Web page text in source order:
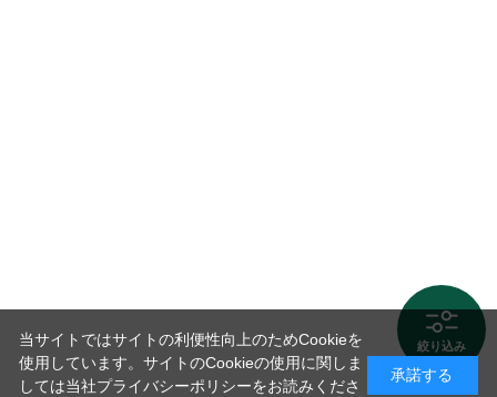
絞り込み
当サイトではサイトの利便性向上のためCookieを
使用しています。サイトのCookieの使用に関しま
しては当社プライバシーポリシーをお読みくださ
承諾する